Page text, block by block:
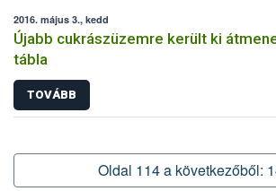
2016. május 3., kedd
Újabb cukrászüzemre került ki
tábla
TOVÁBB
Oldal 114 a következőből: